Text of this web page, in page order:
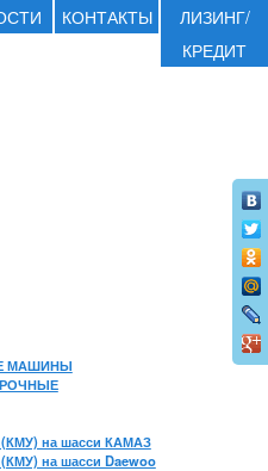
КОНТАКТЫ
ЛИЗИНГ/
КРЕДИТ
МАШИНЫ
(КМУ) на шасси КАМАЗ
на шасси Daewoo